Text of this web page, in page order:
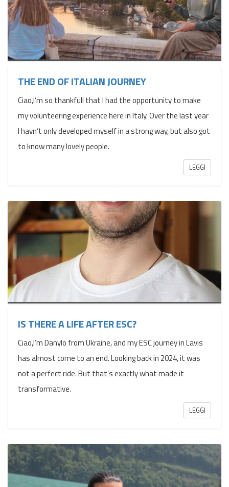
THE END OF ITALIAN JOURNEY
Ciao,I‘m so thankfull that I had the opportunity to make
my volunteering experience here in Italy. Over the last year
I havn‘t only developed myself in a strong way, but also got
to know many lovely people.
LEGGI
IS THERE A LIFE AFTER ESC?
Ciao,I’m Danylo from Ukraine, and my ESC journey in Lavis
has almost come to an end. Looking back in 2024, it was
not a perfect ride. But that’s exactly what made it
transformative.
LEGGI